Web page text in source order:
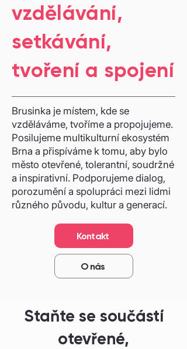
vzdělávání,
setkávání,
tvoření a spojení
Brusinka je místem, kde se
vzděláváme, tvoříme a propojujeme.
Posilujeme multikulturní ekosystém
Brna a přispíváme k tomu, aby bylo
město otevřené, tolerantní, soudržné
a inspirativní. Podporujeme dialog,
porozumění a spolupráci mezi lidmi
různého původu, kultur a generací.
Kontakt
O nás
Staňte se součástí
otevřené,